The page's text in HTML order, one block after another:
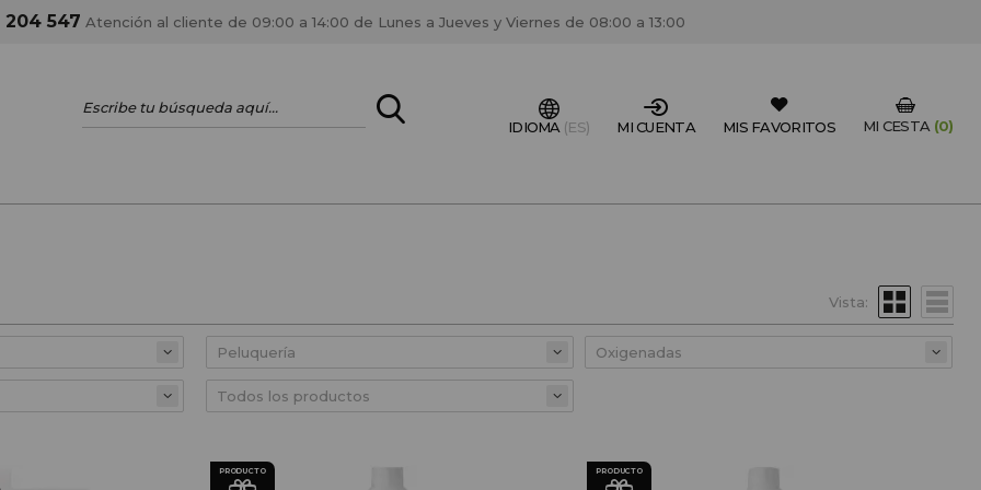
ENTRAR
estar al día en los
Si eres propietario de un centro de peluquería/estétca, puedes registrarte
como tal y disfrutar de descuentos y promociones exclusivas.
204 547 Atención al cliente de 09:00 a 14:00 de Lunes a Jueves y Viernes de 08:00 a 13:00
MI CESTA (0)
MIS FAVORITOS
MI CUENTA
IDIOMA (ES)
Vista:
PRODUCTO PRODUCTO